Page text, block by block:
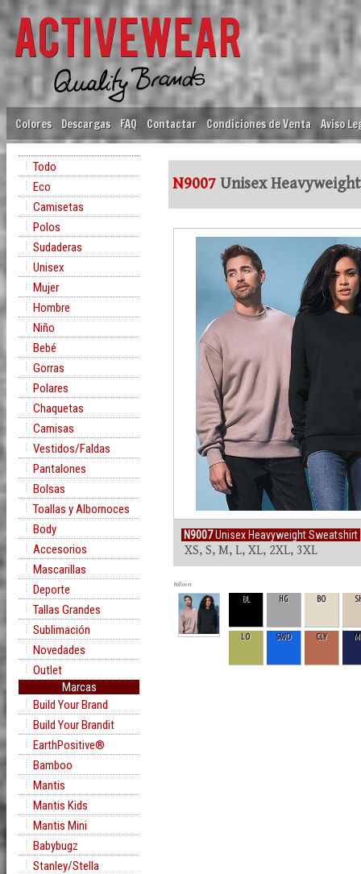
Colores Descargas FAQ Contactar Condiciones de Venta Aviso
Todo
Eco
Camisetas
Polos
Sudaderas
Unisex
Mujer
Hombre
Niño
Bebé
Gorras
Polares
Chaquetas
Camisas
Vestidos/Faldas
Pantalones
Bolsas
Toallas y Albornoces
Body
Accesorios
Mascarillas
Deporte
Tallas Grandes
Sublimación
Novedades
Outlet
Marcas
Build Your Brand
Build Your Brandit
EarthPositive®
Bamboo
Mantis
Mantis Kids
Mantis Mini
Babybugz
Stanley/Stella
N9007 Unisex
N9007Unisex Heavyweight Sweatshirt
XS, S, M, L, XL, 2XL, 3XL
Rollover
BL HG BO
LO SWD CLY